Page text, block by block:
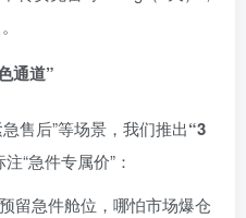
通道”
售后”等场景，我们推出“3
“急件专属价”：
留急件舱位，哪怕市场爆仓